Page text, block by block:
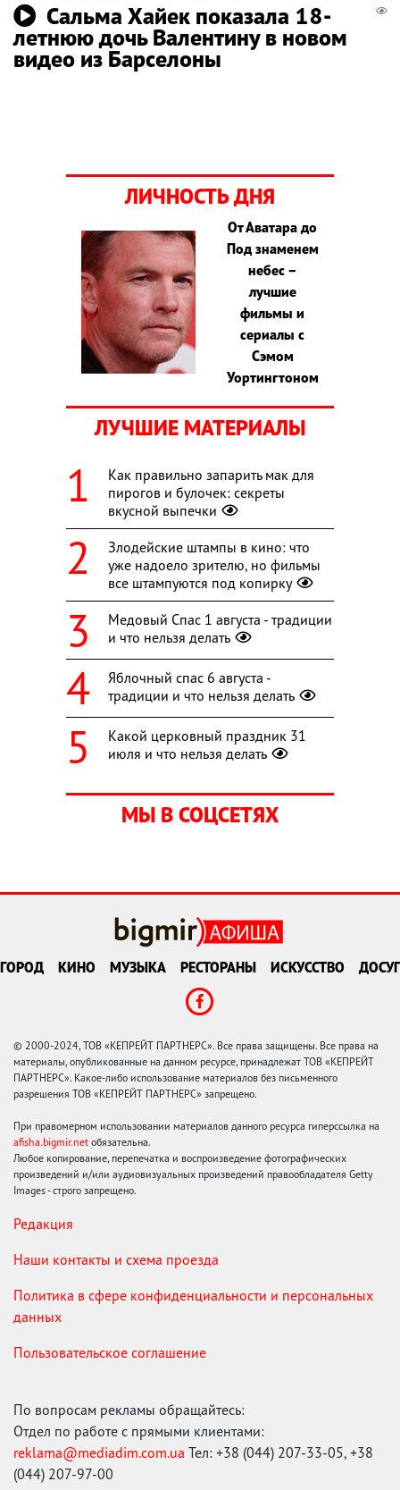
Сальма Хайек показала 18-
летнюю дочь Валентину в новом
видео из Барселоны
ЛИЧНОСТЬ ДНЯ
От Аватара до
Под знаменем
небес –
лучшие
фильмы и
сериалы с
Сэмом
Уортингтоном
ЛУЧШИЕ МАТЕРИАЛЫ
Как правильно запарить мак для
пирогов и булочек: секреты
вкусной выпечки
Злодейские штампы в кино: что
уже надоело зрителю, но фильмы
все штампуются под копирку
Медовый Спас 1 августа - традиции
и что нельзя делать
Яблочный спас 6 августа -
традиции и что нельзя делать
Какой церковный праздник 31
июля и что нельзя делать
МЫ В СОЦСЕТЯХ
ГОРОД КИНО МУЗЫКА РЕСТОРАНЫ ИСКУССТВО ДОСУГ
© 2000-2024, ТОВ «КЕПРЕЙТ ПАРТНЕРС». Все права защищены. Все права на
материалы, опубликованные на данном ресурсе, принадлежат ТОВ «КЕПРЕЙТ
ПАРТНЕРС». Какое-либо использование материалов без письменного
разрешения ТОВ «КЕПРЕЙТ ПАРТНЕРС» запрещено.
При правомерном использовании материалов данного ресурса гиперссылка на
afisha.bigmir.net обязательна.
Любое копирование, перепечатка и воспроизведение фотографических
произведений и/или аудиовизуальных произведений правообладателя Getty
Images - строго запрещено.
Редакция
Наши контакты и схема проезда
Политика в сфере конфиденциальности и персональных
данных
Пользовательское соглашение
По вопросам рекламы обращайтесь:
Отдел по работе с прямыми клиентами:
reklama@mediadim.com.ua Тел: +38 (044) 207-33-05, +38
(044) 207-97-00